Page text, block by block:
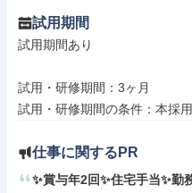
試用期間
試用期間あり
試用・研修期間：3ヶ月
仕事に関するPR
✨賞与年2回✨住宅手当✨勤